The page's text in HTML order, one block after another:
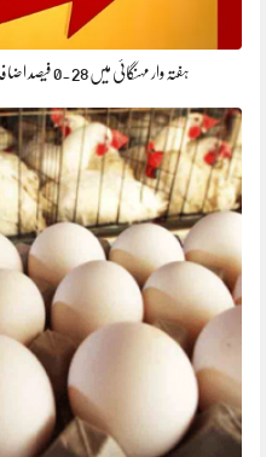
ہفتہ وار مہنگائی میں 0.28 فیصد اضافہ، سالانہ شرح 9.29 فیصد تک پہنچ گئی